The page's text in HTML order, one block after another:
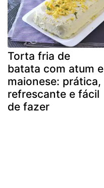
Torta fria de
batata com atum e
maionese: prática,
refrescante e fácil
de fazer